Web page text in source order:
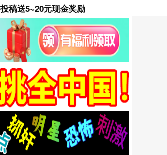
投稿送5~20元现金奖励